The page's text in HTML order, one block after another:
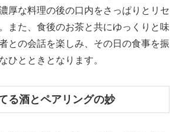
厚な料理の後の口内をさっぱりとリセ
また、食後のお茶と共にゆっくりと味
との会話を楽しみ、その日の食事を振
ひとときとなります。
る酒とペアリングの妙